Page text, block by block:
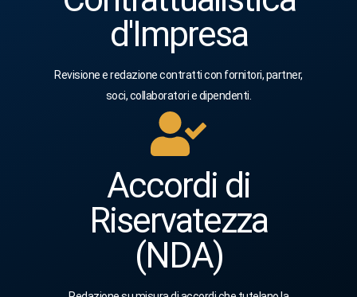
d'Impresa
Revisione e redazione contratti con fornitori, partner,
soci, collaboratori e dipendenti.
Accordi di
Riservatezza
(NDA)